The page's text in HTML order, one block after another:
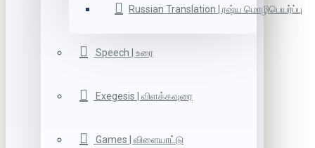
Russian Translation | ரஷ்ய மொழிபெயர்ப்பு
Speech | உரை
Exegesis | விளக்கவுரை
Games | விளையாட்டு